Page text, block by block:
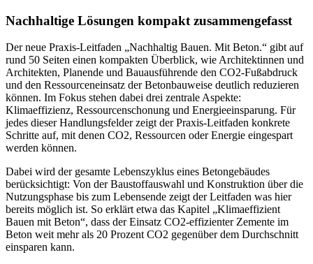
Nachhaltige Lösungen kompakt zusammengefasst
Der neue Praxis-Leitfaden „Nachhaltig Bauen. Mit Beton.“ gibt auf
rund 50 Seiten einen kompakten Überblick, wie Architektinnen und
Architekten, Planende und Bauausführende den CO2-Fußabdruck
und den Ressourceneinsatz der Betonbauweise deutlich reduzieren
können. Im Fokus stehen dabei drei zentrale Aspekte:
Klimaeffizienz, Ressourcenschonung und Energieeinsparung. Für
jedes dieser Handlungsfelder zeigt der Praxis-Leitfaden konkrete
Schritte auf, mit denen CO2, Ressourcen oder Energie eingespart
werden können.
Dabei wird der gesamte Lebenszyklus eines Betongebäudes
berücksichtigt: Von der Baustoffauswahl und Konstruktion über die
Nutzungsphase bis zum Lebensende zeigt der Leitfaden was hier
bereits möglich ist. So erklärt etwa das Kapitel „Klimaeffizient
Bauen mit Beton“, dass der Einsatz CO2-effizienter Zemente im
Beton weit mehr als 20 Prozent CO2 gegenüber dem Durchschnitt
einsparen kann.